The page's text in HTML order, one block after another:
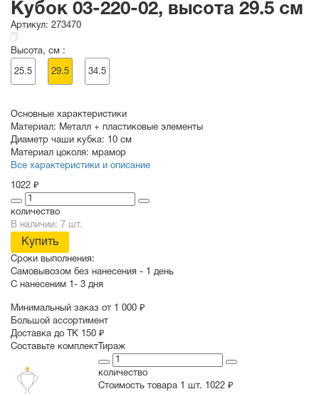
Кубок 03-220-02, высота 29.5 см
Артикул: 273470
Высота, см :
25.5 29.5 34.5
Основные характеристики
Материал: Металл + пластиковые элементы
Диаметр чаши кубка: 10 см
Материал цоколя: мрамор
Все характеристики и описание
1022 ₽
количество
В наличии: 7 шт.
Купить
Сроки выполнения:
Самовывозом без нанесения -
1 день
С нанесеним
1- 3 дня
Минимальный заказ от 1 000 ₽
Большой ассортимент
Доставка до ТК 150 ₽
Составьте комплект Тираж
количество
Стоимость товара 1 шт.
1022 ₽